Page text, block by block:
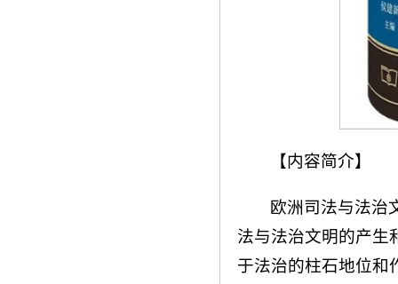
【内容简介】
欧洲司法与法治
法与法治文明的产生
于法治的柱石地位和